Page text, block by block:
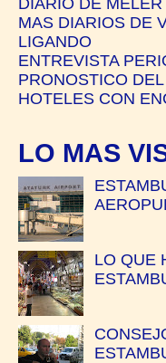
MAS DIARIOS DE
LIGANDO
ENTREVISTA
PRONOSTICO
HOTELES CON
LO MAS
LO QUE